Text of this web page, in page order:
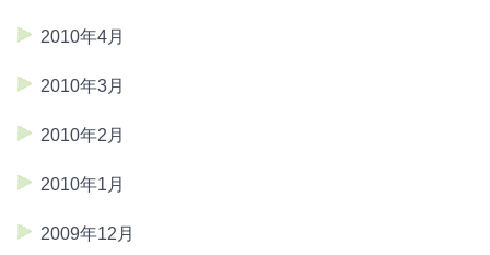
2010年4月
2010年3月
2010年2月
2010年1月
2009年12月